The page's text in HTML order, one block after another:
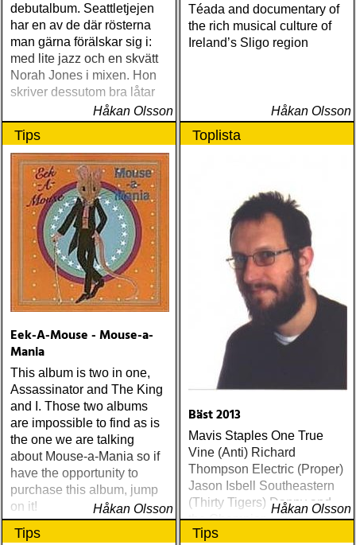
debutalbum. Seattletjejen
har en av de där rösterna
man gärna förälskar sig i:
med lite jazz och en skvätt
Norah Jones i mixen. Hon
skriver dessutom bra låtar
Håkan Olsson
Téada and documentary of
the rich musical culture of
Ireland’s Sligo region
Håkan Olsson
Tips
Eek-A-Mouse - Mouse-a-
Mania
This album is two in one,
Assassinator and The King
and I. Those two albums
are impossible to find as is
the one we are talking
about Mouse-a-Mania so if
have the opportunity to
purchase this album, jump
on it!
Håkan Olsson
Toplista
Bäst 2013
Mavis Staples One True
Vine (Anti) Richard
Thompson Electric (Proper)
Jason Isbell Southeastern
(Thirty Tigers) Danny and
the Champions of the World
Stay True (Loose) Slow Fox
Håkan Olsson
Tips Tips